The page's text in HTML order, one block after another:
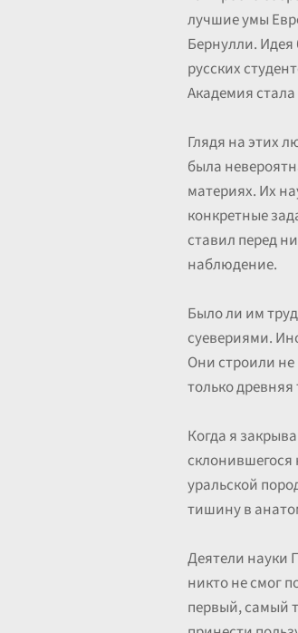
лучшие умы
Бернулли. Идея
русских
Академия
Глядя на этих
была
материях. Их
конкретные
ставил перед
наблюдение.
Было ли им
суевериями.
Они строили не
только
Когда я
склонившегося
уральской
тишину в
Деятели науки
никто не смог
первый, самый